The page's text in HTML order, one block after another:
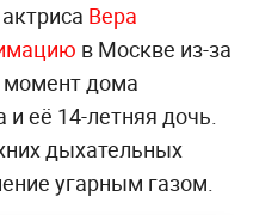
Вера
в Москве из-за
момент дома
и её 14-летняя дочь.
дыхательных
угарным газом.